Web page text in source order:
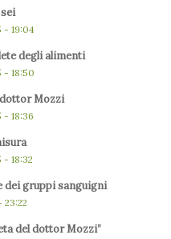
- 19:04
degli alimenti
- 18:50
Mozzi
- 18:36
- 18:32
dei gruppi sanguigni
23:22
del dottor Mozzi”